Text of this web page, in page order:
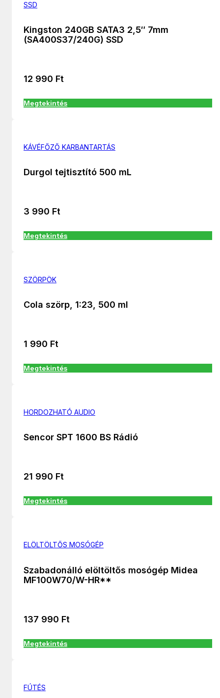
SSD
Kingston 240GB SATA3 2,5″ 7mm
(SA400S37/240G) SSD
12 990 Ft
Megtekintés
KÁVÉFŐZŐ KARBANTARTÁS
Durgol tejtisztító 500 mL
3 990 Ft
Megtekintés
SZÖRPÖK
Cola szörp, 1:23, 500 ml
1 990 Ft
Megtekintés
HORDOZHATÓ AUDIO
Sencor SPT 1600 BS Rádió
21 990 Ft
Megtekintés
ELÖLTÖLTŐS MOSÓGÉP
Szabadonálló elöltöltős mosógép Midea
MF100W70/W-HR**
137 990 Ft
Megtekintés
FÚTÉS